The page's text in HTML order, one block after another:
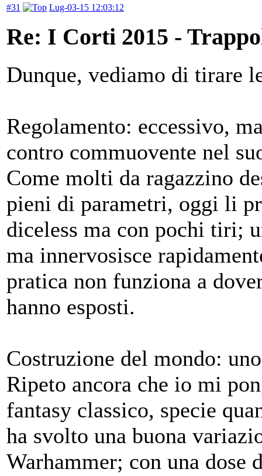
#31 Lug-03-15 12:03:12
Re: I Corti 2015 -
Dunque, vediamo di tirare
Regolamento: eccessivo,
contro commuovente nel
Come molti da ragazzino
pieni di parametri, oggi li
diceless ma con pochi tiri;
ma innervosisce
pratica non funziona a
hanno esposti.
Costruzione del mondo:
Ripeto ancora che io mi
fantasy classico, specie
ha svolto una buona
Warhammer; con una